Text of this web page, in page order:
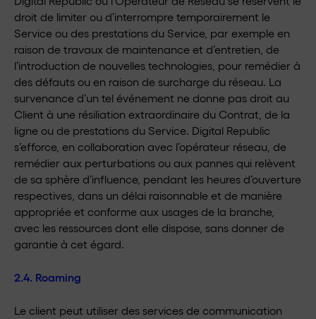
droit de limiter ou d’interrompre temporairement le
Service ou des prestations du Service, par exemple en
raison de travaux de maintenance et d’entretien, de
l’introduction de nouvelles technologies, pour remédier à
des défauts ou en raison de surcharge du réseau. La
survenance d’un tel événement ne donne pas droit au
Client à une résiliation extraordinaire du Contrat, de la
ligne ou de prestations du Service. Digital Republic
s’efforce, en collaboration avec l’opérateur réseau, de
remédier aux perturbations ou aux pannes qui relèvent
de sa sphère d’influence, pendant les heures d’ouverture
respectives, dans un délai raisonnable et de manière
appropriée et conforme aux usages de la branche,
avec les ressources dont elle dispose, sans donner de
garantie à cet égard.
2.4. Roaming
Le client peut utiliser des services de communication